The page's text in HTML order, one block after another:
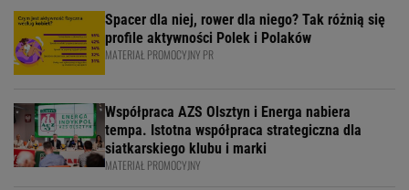
Spacer dla niej, rower dla niego? Tak różnią się
profile aktywności Polek i Polaków
MATERIAŁ PROMOCYJNY PR
Współpraca AZS Olsztyn i Energa nabiera
tempa. Istotna współpraca strategiczna dla
siatkarskiego klubu i marki
MATERIAŁ PROMOCYJNY